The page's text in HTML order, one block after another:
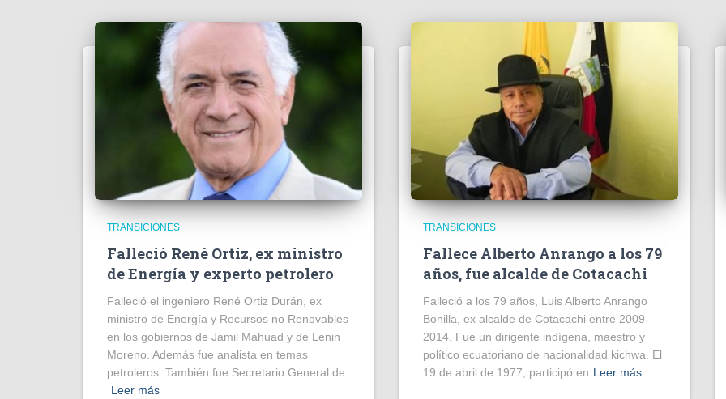
TRANSICIONES
Falleció René Ortiz, ex ministro
de Energía y experto petrolero
Falleció el ingeniero René Ortiz Durán, ex
ministro de Energía y Recursos no Renovables
en los gobiernos de Jamil Mahuad y de Lenin
Moreno. Además fue analista en temas
petroleros. También fue Secretario General de
Leer más
TRANSICIONES
Fallece Alberto Anrango a los 79
años, fue alcalde de Cotacachi
Falleció a los 79 años, Luis Alberto Anrango
Bonilla, ex alcalde de Cotacachi entre 2009-
2014. Fue un dirigente indígena, maestro y
político ecuatoriano de nacionalidad kichwa. El
19 de abril de 1977, participó en Leer más